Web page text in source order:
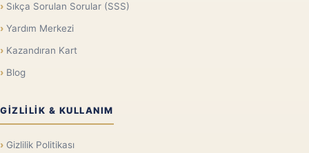
Sıkça Sorulan Sorular (SSS)
Yardım Merkezi
Kazandıran Kart
Blog
GIZLILIK & KULLANIM
Gizlilik Politikası